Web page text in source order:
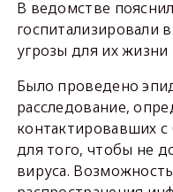
В ведомстве
госпитализировали
угрозы для их жизни
Было проведено
расследование,
контактировавших
для того, чтобы не
вируса.